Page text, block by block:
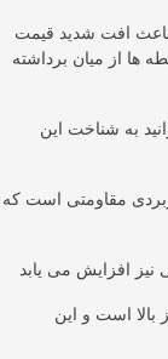
باعث افت شدید قیمت
ها از میان برداشته
به شناخت این
مقاومتی است که
است و این